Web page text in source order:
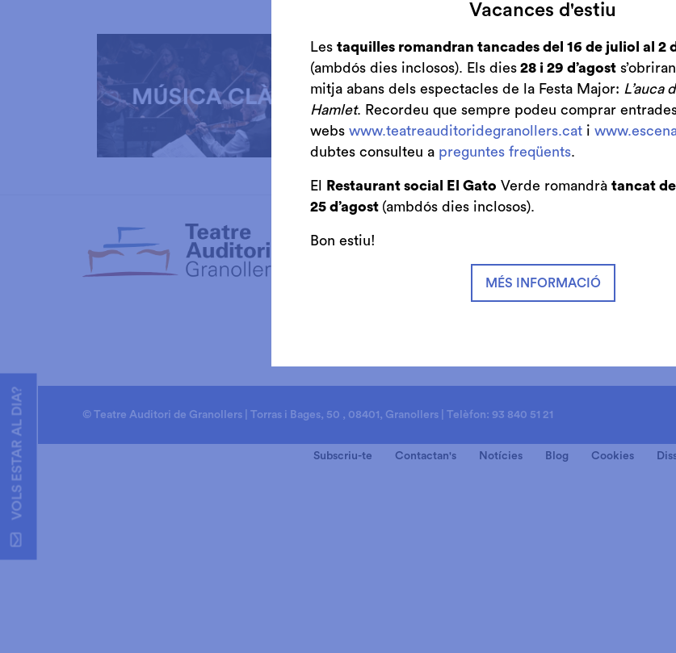
VOLS ESTAR AL DIA?
Club de Patrocini i Mecenatge del Teatre
© Teatre Auditori de Granollers | Torras i Bages, 50 , 08401, Granollers | Telèfon: 93 840 51 21
Subscriu-te Contactan's Notícies Blog Cookies
Vacances d'estiu
Les taquilles romandran tancades del 16 de juliol al 2
(ambdós dies inclosos). Els dies 28 i 29 d’agost
mitja abans dels espectacles de la Festa Major: L’auca
Hamlet. Recordeu que sempre podeu comprar
webs www.teatreauditoridegranollers.cat i
dubtes consulteu a preguntes freqüents.
El Restaurant social El Gato Verde romandrà tancat del
25 d’agost (ambdós dies inclosos).
Bon estiu!
MÉS INFORMACIÓ